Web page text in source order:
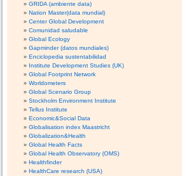
GRIDA (ambiente data)
Nation Master(data mundial)
Center Global Development
Comunidad saludable
Global Ecology
Gapminder (datos mundiales)
Enciclopedia sustentabilidad
Institute Development Studies (UK)
Global Footprint Network
Worldometers
Global Scenario Group
Stockholm Environment Institute
Tellus Institute
Economic&Social Data
Globalisation index Maastricht
Globalization&Health
Global Health Facts
Global Health Observatory (OMS)
Healthfinder
HealthCare research (USA)